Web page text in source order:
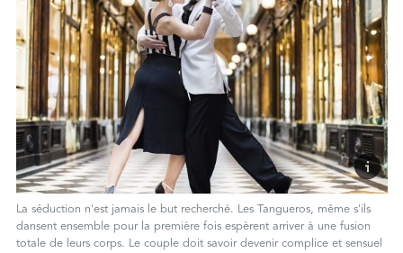
La séduction n'est jamais le but recherché. Les Tangueros, même s'ils
dansent ensemble pour la première fois espèrent arriver à une fusion
totale de leurs corps. Le couple doit savoir devenir complice et sensuel